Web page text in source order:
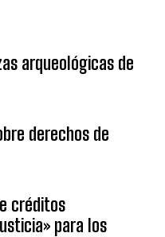
arqueológicas de
derechos de
créditos
para los